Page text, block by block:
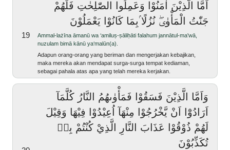
19
جَنّٰتُ الْمَأْوٰىۖ نُزُلًا ۢبِمَا كَانُوْا يَعْمَلُوْنَ
ammal-lażīna āmanū wa ‘amiluṣ-ṣāliḥāti falahum jannātul-ma'wā,
nuzulam bimā kānū ya‘malūn(a).
Adapun orang-orang yang beriman dan mengerjakan kebajikan,
maka mereka akan mendapat surga-surga tempat kediaman,
sebagai pahala atas apa yang telah mereka kerjakan.
وَاَمَّا الَّذِيْنَ فَسَقُوْا فَمَأْوٰىهُمُ النَّارُ كُلَّمَآ
اَرَادُوْٓا اَنْ يَّخْرُجُوْا مِنْهَآ اُعِيْدُوْا فِيْهَا وَقِيْلَ
لَهُمْ ذُوْقُوْا عَذَابَ النَّارِ الَّذِيْ كُنْتُمْ بِهٖ
تُكَذِّبُوْنَ